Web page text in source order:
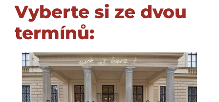
Vyberte si ze dvou
termínů: